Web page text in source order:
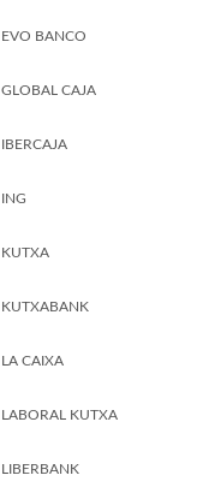
EVO BANCO
GLOBAL CAJA
IBERCAJA
ING
KUTXA
KUTXABANK
LA CAIXA
LABORAL KUTXA
LIBERBANK